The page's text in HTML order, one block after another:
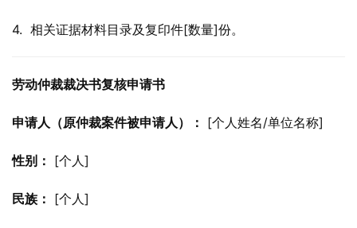
4.  相关证据材料目录及复印件[数量]份。
劳动仲裁裁决书复核申请书
申请人（原仲裁案件被申请人）： [个人姓名/单位名称]
性别： [个人]
民族： [个人]